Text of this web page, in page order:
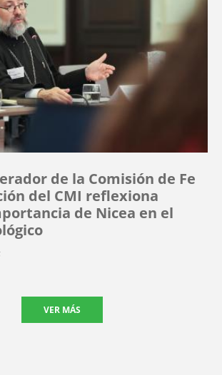
de la Comisión de Fe
del CMI reflexiona
de Nicea en el
VER MÁS